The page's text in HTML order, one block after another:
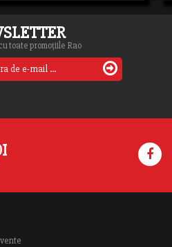
toate promoțiile Rao